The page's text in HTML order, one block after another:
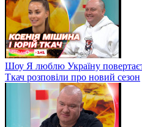
Шоу Я люблю Україну
Ткач розповіли про новий сезон